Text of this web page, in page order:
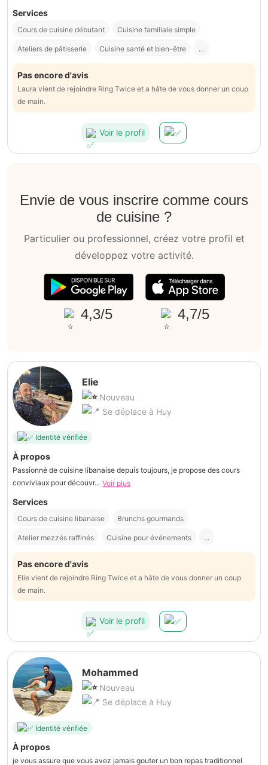
Services
Cours de cuisine débutant Cuisine familiale simple
Ateliers de pâtisserie Cuisine santé et bien-être ...
Pas encore d'avis
Laura vient de rejoindre Ring Twice et a hâte de vous donner un coup
de main.
Voir le profil
Envie de vous inscrire comme cours
de cuisine ?
Particulier ou professionnel, créez votre profil et
développez votre activité.
4,3/5 4,7/5
Elie
Nouveau
Se déplace à Huy
Identité vérifiée
À propos
Passionné de cuisine libanaise depuis toujours, je propose des cours
conviviaux pour découvr... Voir plus
Services
Cours de cuisine libanaise Brunchs gourmands
Atelier mezzés raffinés Cuisine pour événements ...
Pas encore d'avis
Elie vient de rejoindre Ring Twice et a hâte de vous donner un coup
de main.
Voir le profil
Mohammed
Nouveau
Se déplace à Huy
Identité vérifiée
À propos
je vous assure que vous avez jamais gouter un bon repas traditionnel